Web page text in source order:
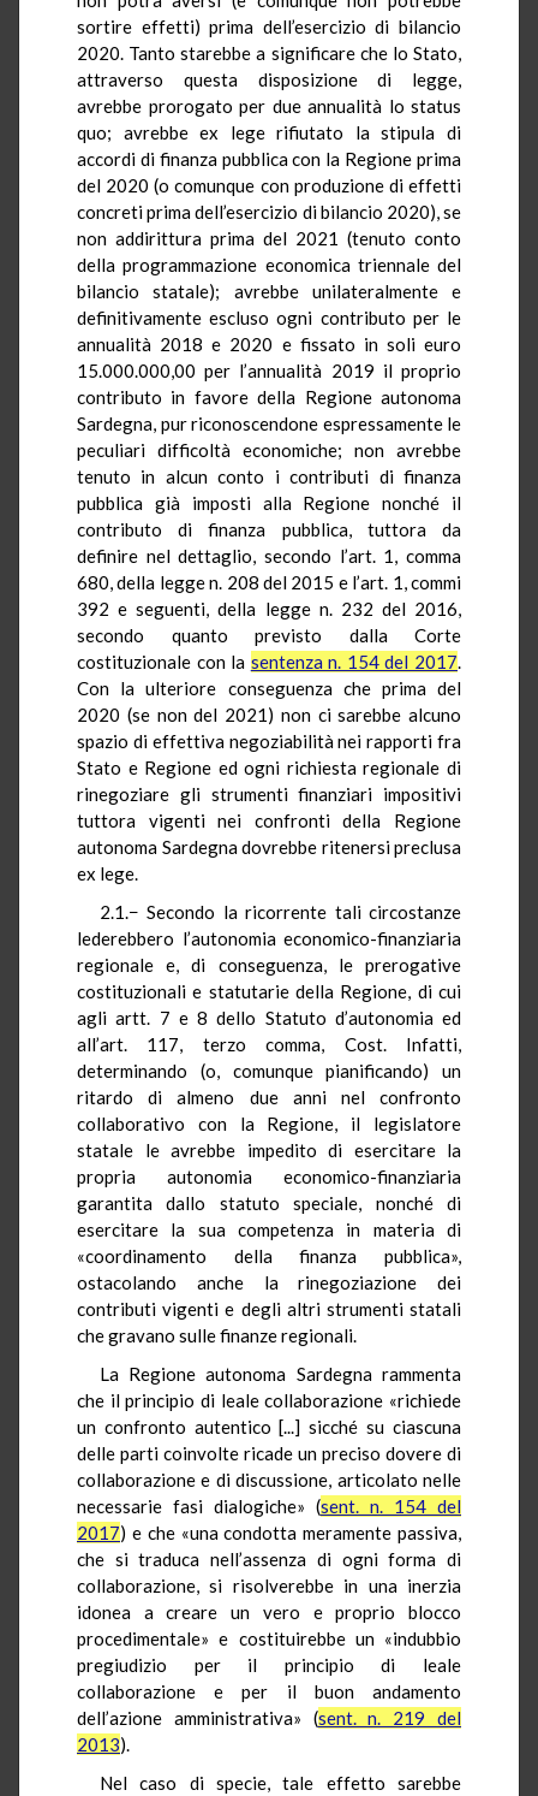
sortire effetti) prima dell’esercizio di bilancio
2020. Tanto starebbe a significare che lo Stato,
attraverso questa disposizione di legge,
avrebbe prorogato per due annualità lo status
quo; avrebbe ex lege rifiutato la stipula di
accordi di finanza pubblica con la Regione prima
del 2020 (o comunque con produzione di effetti
concreti prima dell’esercizio di bilancio 2020), se
non addirittura prima del 2021 (tenuto conto
della programmazione economica triennale del
bilancio statale); avrebbe unilateralmente e
definitivamente escluso ogni contributo per le
annualità 2018 e 2020 e fissato in soli euro
15.000.000,00 per l’annualità 2019 il proprio
contributo in favore della Regione autonoma
Sardegna, pur riconoscendone espressamente le
peculiari difficoltà economiche; non avrebbe
tenuto in alcun conto i contributi di finanza
pubblica già imposti alla Regione nonché il
contributo di finanza pubblica, tuttora da
definire nel dettaglio, secondo l’art. 1, comma
680, della legge n. 208 del 2015 e l’art. 1, commi
392 e seguenti, della legge n. 232 del 2016,
secondo quanto previsto dalla Corte
costituzionale con la sentenza n. 154 del 2017.
Con la ulteriore conseguenza che prima del
2020 (se non del 2021) non ci sarebbe alcuno
spazio di effettiva negoziabilità nei rapporti fra
Stato e Regione ed ogni richiesta regionale di
rinegoziare gli strumenti finanziari impositivi
tuttora vigenti nei confronti della Regione
autonoma Sardegna dovrebbe ritenersi preclusa
ex lege.
2.1.− Secondo la ricorrente tali circostanze
lederebbero l’autonomia economico-finanziaria
regionale e, di conseguenza, le prerogative
costituzionali e statutarie della Regione, di cui
agli artt. 7 e 8 dello Statuto d’autonomia ed
all’art. 117, terzo comma, Cost. Infatti,
determinando (o, comunque pianificando) un
ritardo di almeno due anni nel confronto
collaborativo con la Regione, il legislatore
statale le avrebbe impedito di esercitare la
propria autonomia economico-finanziaria
garantita dallo statuto speciale, nonché di
esercitare la sua competenza in materia di
«coordinamento della finanza pubblica»,
ostacolando anche la rinegoziazione dei
contributi vigenti e degli altri strumenti statali
che gravano sulle finanze regionali.
La Regione autonoma Sardegna rammenta
che il principio di leale collaborazione «richiede
un confronto autentico [...] sicché su ciascuna
delle parti coinvolte ricade un preciso dovere di
collaborazione e di discussione, articolato nelle
necessarie fasi dialogiche» (sent. n. 154 del
2017) e che «una condotta meramente passiva,
che si traduca nell’assenza di ogni forma di
collaborazione, si risolverebbe in una inerzia
idonea a creare un vero e proprio blocco
procedimentale» e costituirebbe un «indubbio
pregiudizio per il principio di leale
collaborazione e per il buon andamento
dell’azione amministrativa» (sent. n. 219 del
2013).
Nel caso di specie, tale effetto sarebbe